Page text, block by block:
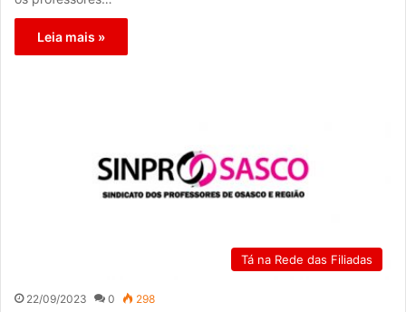
Leia mais »
Tá na Rede das Filiadas
22/09/2023 0 298